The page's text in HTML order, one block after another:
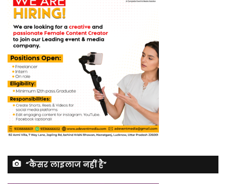
“कैंसर लाइलाज नहीं है”